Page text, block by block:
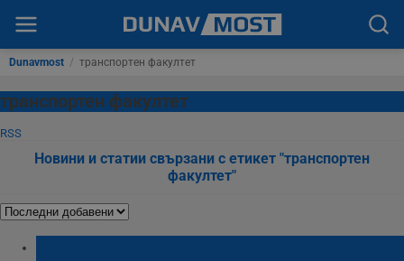
Dunavmost / транспортен факултет
транспортен факултет
RSS
Новини и статии свързани с етикет "транспортен
факултет"